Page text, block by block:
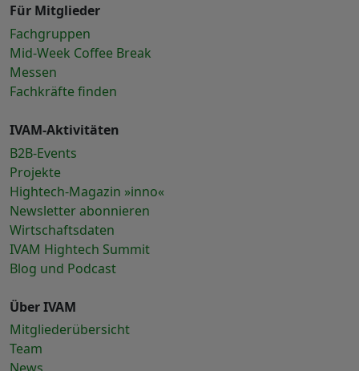
Für Mitglieder
Fachgruppen
Mid-Week Coffee Break
Messen
Fachkräfte finden
IVAM-Aktivitäten
B2B-Events
Projekte
Hightech-Magazin »inno«
Newsletter abonnieren
Wirtschaftsdaten
IVAM Hightech Summit
Blog und Podcast
Über IVAM
Mitgliederübersicht
Team